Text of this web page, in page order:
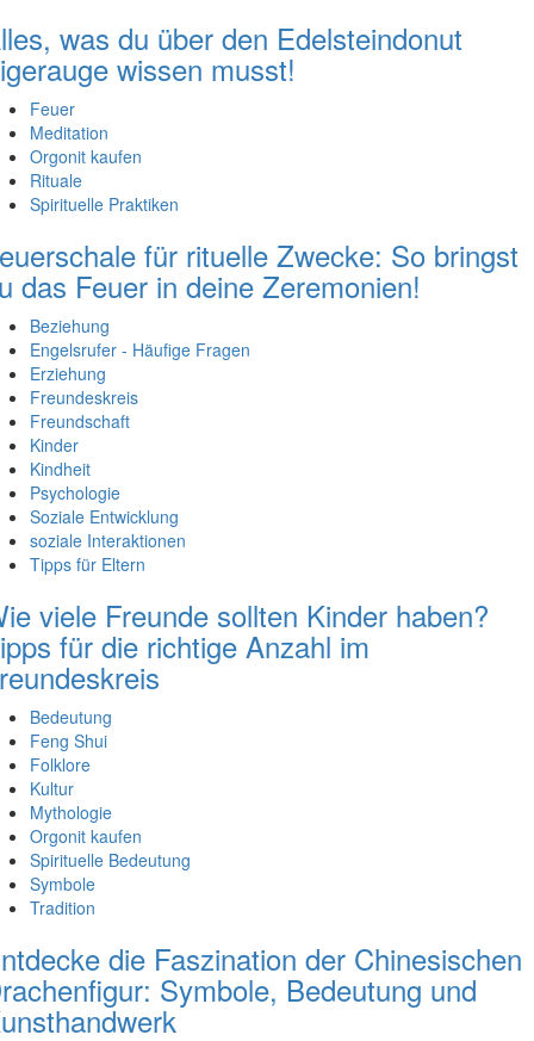
was du über den Edelsteindonut
wissen musst!
Feuer
Meditation
Orgonit kaufen
Rituale
Spirituelle Praktiken
für rituelle Zwecke: So bringst
das Feuer in deine Zeremonien!
Beziehung
Engelsrufer - Häufige Fragen
Erziehung
Freundeskreis
Freundschaft
Kinder
Kindheit
Psychologie
Soziale Entwicklung
soziale Interaktionen
Tipps für Eltern
viele Freunde sollten Kinder haben?
für die richtige Anzahl im
Bedeutung
Feng Shui
Folklore
Kultur
Mythologie
Orgonit kaufen
Spirituelle Bedeutung
Symbole
Tradition
die Faszination der Chinesischen
Symbole, Bedeutung und